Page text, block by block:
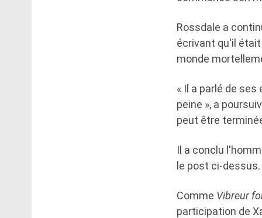
Rossdale a
écrivant qu'il
monde
« Il a parlé de
peine », a
peut être
Il a conclu
le post ci-dessus.
Comme Vibreur
participation de